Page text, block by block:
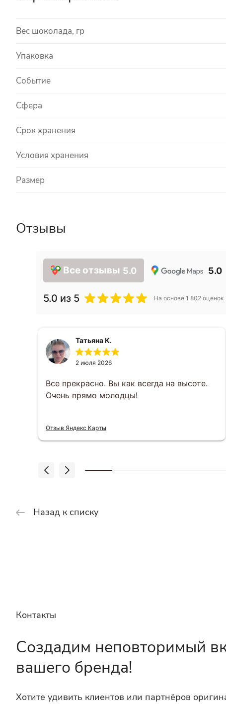
Вес шоколада, гр
Упаковка
Событие
Сфера
Срок хранения
Условия хранения
Размер
Отзывы
Все отзывы 5.0 5.0
5.0 из 5 На основе 1 802 оценок
Татьяна К.
2 июля 2026
Все прекрасно. Вы как всегда на высоте.
Очень прямо молодцы!
Отзыв Яндекс Карты
Назад к списку
Контакты
Создадим неповторимый
вашего бренда!
Хотите удивить клиентов или партнёров